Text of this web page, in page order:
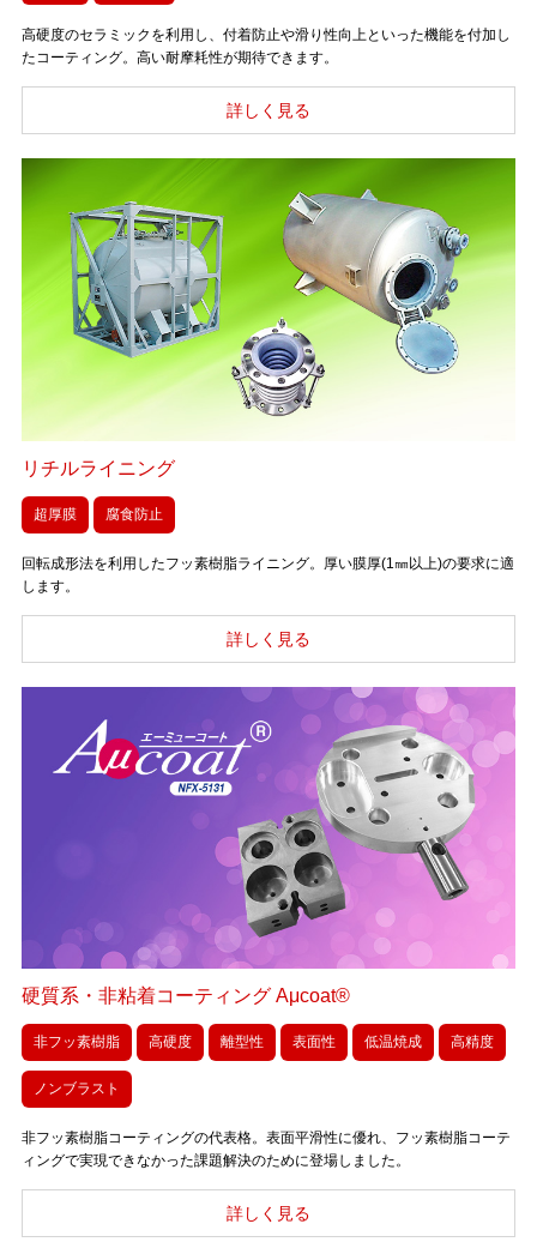
高硬度のセラミックを利用し、付着防止や滑り性向上といった機能を付加し
たコーティング。高い耐摩耗性が期待できます。
リチルライニング
超厚膜 腐食防止
回転成形法を利用したフッ素樹脂ライニング。厚い膜厚(1㎜以上)の要求に適
します。
硬質系・非粘着コーティング Aμcoat®
非フッ素樹脂 高硬度 離型性 表面性 低温焼成 高精度
ノンブラスト
非フッ素樹脂コーティングの代表格。表面平滑性に優れ、フッ素樹脂コーテ
ィングで実現できなかった課題解決のために登場しました。